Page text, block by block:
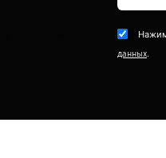
данных.